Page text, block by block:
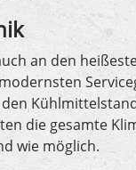
an den
die gesamte
wie möglich.